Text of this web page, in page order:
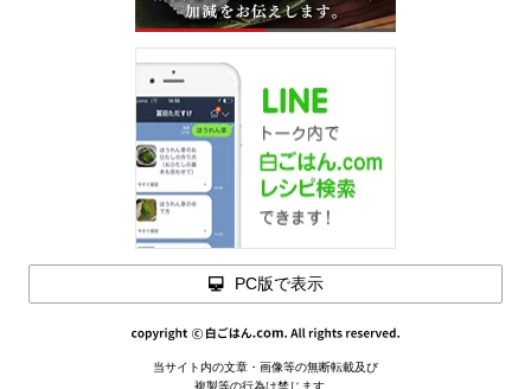
PC版で表示
当サイト内の文章・画像等の無断転載及び
複製等の行為は禁じます。